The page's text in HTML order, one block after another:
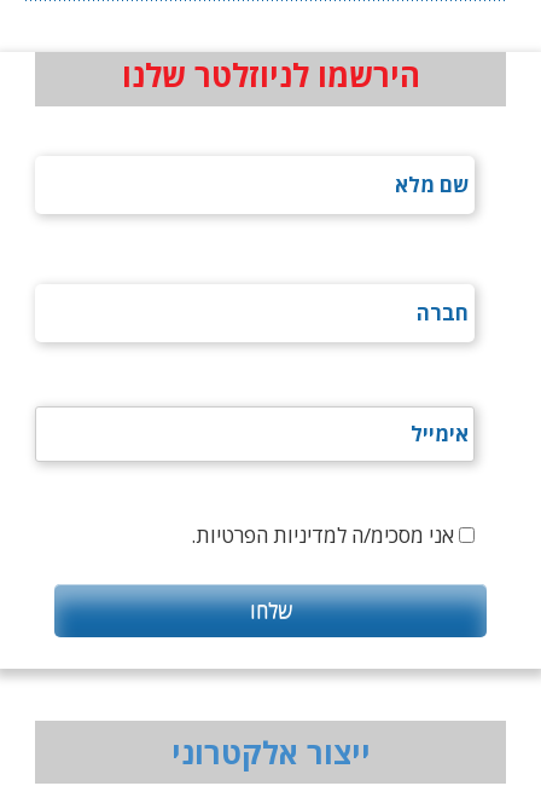
הירשמו לניוזלטר שלנו
אני מסכימ/ה למדיניות הפרטיות.
ייצור אלקטרוני